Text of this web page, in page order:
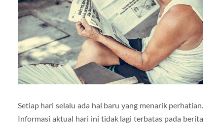
Setiap hari selalu ada hal baru yang menarik perhatian.
Informasi aktual hari ini tidak lagi terbatas pada berita